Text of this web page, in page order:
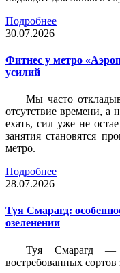
Подробнее
30.07.2026
Фитнес у метро
усилий
Мы часто
отсутствие времени, а
ехать, сил уже не
занятия становятся
метро.
Подробнее
28.07.2026
Туя Смарагд:
озеленении
Туя Смарагд —
востребованных сортов